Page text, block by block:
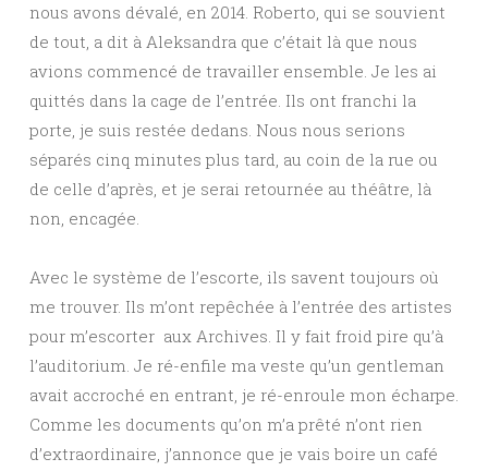
nous avons dévalé, en 2014. Roberto, qui se souvient
de tout, a dit à Aleksandra que c’était là que nous
avions commencé de travailler ensemble. Je les ai
quittés dans la cage de l’entrée. Ils ont franchi la
porte, je suis restée dedans. Nous nous serions
séparés cinq minutes plus tard, au coin de la rue ou
de celle d’après, et je serai retournée au théâtre, là
non, encagée.
Avec le système de l’escorte, ils savent toujours où
me trouver. Ils m’ont repêchée à l’entrée des artistes
pour m’escorter aux Archives. Il y fait froid pire qu’à
l’auditorium. Je ré-enfile ma veste qu’un gentleman
avait accroché en entrant, je ré-enroule mon écharpe.
Comme les documents qu’on m’a prêté n’ont rien
d’extraordinaire, j’annonce que je vais boire un café